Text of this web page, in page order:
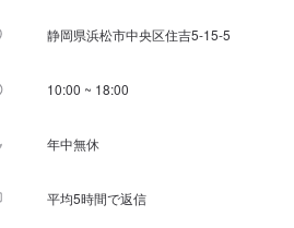
静岡県浜松市中央区住吉5-15-5
10:00 ~ 18:00
年中無休
平均5時間で返信